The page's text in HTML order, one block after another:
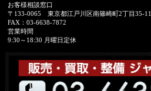
お客様相談窓口
〒133-0065
東京都江戸川区南篠崎町2丁目35-11
FAX：03-6638-7872
営業時間
9:30～18:30 月曜日定休